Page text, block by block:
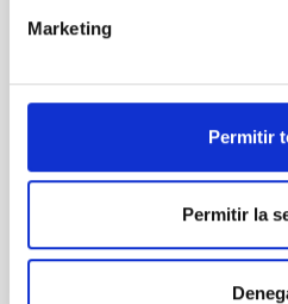
Marketing
Permitir
Permitir la
ecosistemas nocturnos
comenzado el despliegue de
Instituto de Astrofísica de
han iniciado las labores de
pequeños dispositivos.